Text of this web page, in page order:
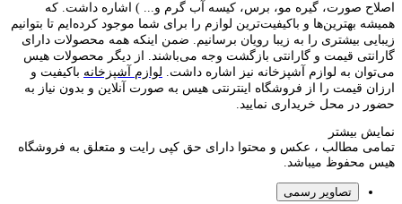
اصلاح صورت، گیره مو، برس، کیسه آب گرم و... ) اشاره داشت. که
همیشه بهترین‌ها و باکیفیت‌ترین لوازم را برای شما موجود کرده‌ایم تا بتوانیم
زیبایی بیشتری را به زیبا رویان برسانیم. ضمن اینکه همه محصولات دارای
گارانتی قیمت و گارانتی بازگشت وجه می‌باشند. از دیگر محصولات هیس
می‌توان به لوازم آشپزخانه نیز اشاره داشت. لوازم آشپزخانه باکیفیت و
ارزان قیمت را از فروشگاه اینترنتی هیس به صورت آنلاین و بدون نیاز به
حضور در محل خریداری نمایید.
نمایش بیشتر
تمامی مطالب ، عکس و محتوا دارای حق کپی رایت و متعلق به فروشگاه
هیس محفوظ میباشد.
تصاویر رسمی